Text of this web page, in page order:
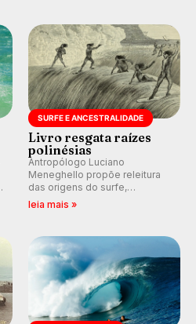
km/h em Itanhaém.
SURFE E ANCESTRALIDADE
Livro resgata raízes
polinésias
Antropólogo Luciano
Meneghello propõe releitura
das origens do surfe,
resgatando a cultura polinésia
prática em esporte e indústria.
leia mais »